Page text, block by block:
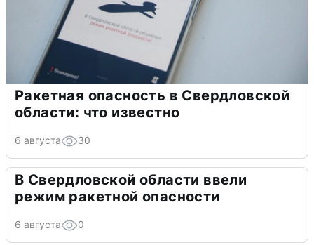
Ракетная опасность в Свердловской
области: что известно
6 августа 30
В Свердловской области ввели
режим ракетной опасности
6 августа 0